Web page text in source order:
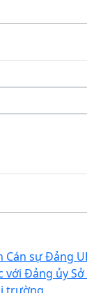
Cán sự Đảng
với Đảng ủy